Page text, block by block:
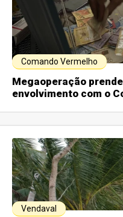
Comando Vermelho
Megaoperação
envolvimento com o
Vendaval